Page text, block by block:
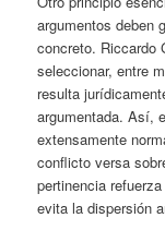
argumentos deben
concreto. Riccardo
seleccionar, entre
resulta
argumentada. Así,
extensamente
conflicto versa
pertinencia
evita la dispersión